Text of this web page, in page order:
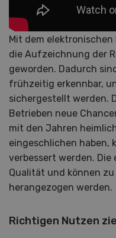
Mit dem
die Aufzeichnung der
geworden. Dadurch
frühzeitig erkennbar,
sichergestellt werden.
Betrieben neue
mit den Jahren
eingeschlichen haben,
verbessert werden.
Qualität und können
herangezogen werden.
Richtigen Nutzen